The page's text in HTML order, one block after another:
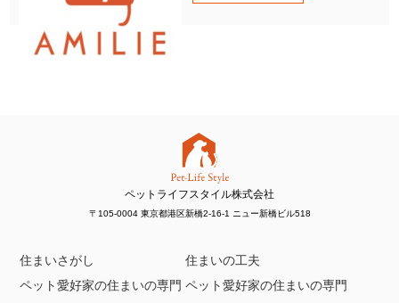
ペットライフスタイル株式会社
〒105-0004 東京都港区新橋2-16-1 ニュー新橋ビル518
住まいさがし
住まいの工夫
ペット愛好家の住まいの専門 ペット愛好家の住まいの専門